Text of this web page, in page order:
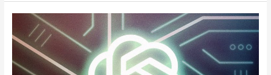
ChatGPT:
5
απίθανες
χρήσεις
που